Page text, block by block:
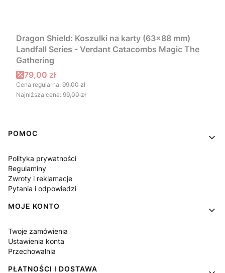
Dragon Shield: Koszulki na karty (63x88 mm)
Landfall Series - Verdant Catacombs Magic The
Gathering
Cena promocyjna
79,00 zł
Cena regularna: 99,00 zł
Najniższa cena: 99,00 zł
Linki w stopce
POMOC
Polityka prywatności
Regulaminy
Zwroty i reklamacje
Pytania i odpowiedzi
MOJE KONTO
Twoje zamówienia
Ustawienia konta
Przechowalnia
PŁATNOŚCI I DOSTAWA